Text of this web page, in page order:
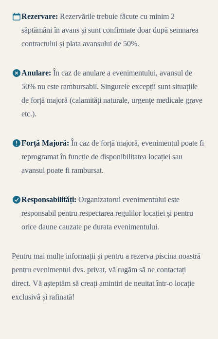
Rezervare: Rezervările trebuie făcute cu minim 2
săptămâni în avans și sunt confirmate doar după semnarea
contractului și plata avansului de 50%.
Anulare: În caz de anulare a evenimentului, avansul de
50% nu este rambursabil. Singurele excepții sunt situațiile
de forță majoră (calamități naturale, urgențe medicale grave
etc.).
Forță Majoră: În caz de forță majoră, evenimentul poate fi
reprogramat în funcție de disponibilitatea locației sau
avansul poate fi rambursat.
Responsabilități: Organizatorul evenimentului este
responsabil pentru respectarea regulilor locației și pentru
orice daune cauzate pe durata evenimentului.
Pentru mai multe informații și pentru a rezerva piscina noastră
pentru evenimentul dvs. privat, vă rugăm să ne contactați
direct. Vă așteptăm să creați amintiri de neuitat într-o locație
exclusivă și rafinată!